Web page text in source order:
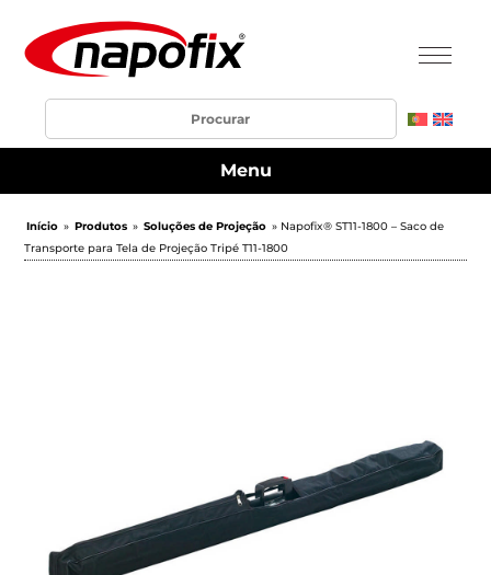
Menu
Início » Produtos » Soluções de Projeção » Napofix® ST11-1800 – Saco de
Transporte para Tela de Projeção Tripé T11-1800